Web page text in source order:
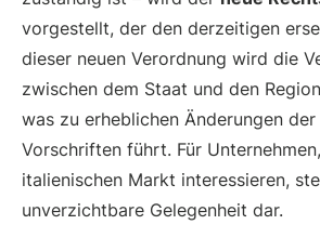
vorgestellt, der den derzeitigen
dieser neuen Verordnung wird die
zwischen dem Staat und den
was zu erheblichen Änderungen
Vorschriften führt. Für
italienischen Markt interessieren,
unverzichtbare Gelegenheit dar.